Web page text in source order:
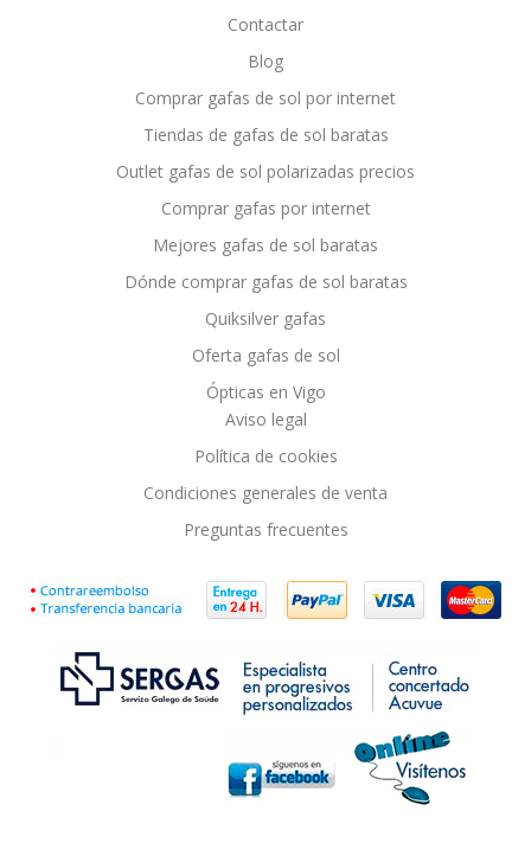
Contactar
Blog
Comprar gafas de sol por internet
Tiendas de gafas de sol baratas
Outlet gafas de sol polarizadas precios
Comprar gafas por internet
Mejores gafas de sol baratas
Dónde comprar gafas de sol baratas
Quiksilver gafas
Oferta gafas de sol
Ópticas en Vigo
Aviso legal
Política de cookies
Condiciones generales de venta
Preguntas frecuentes